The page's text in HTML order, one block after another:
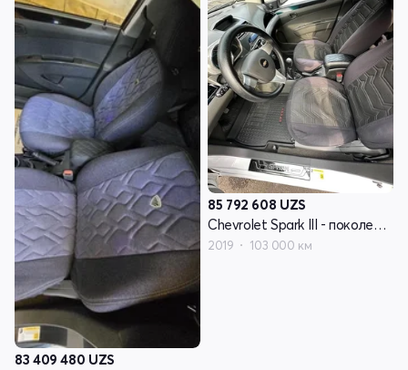
83 409 480 UZS
85 792 608 UZS
Chevrolet Spark III - поколение
2019 103 000 км